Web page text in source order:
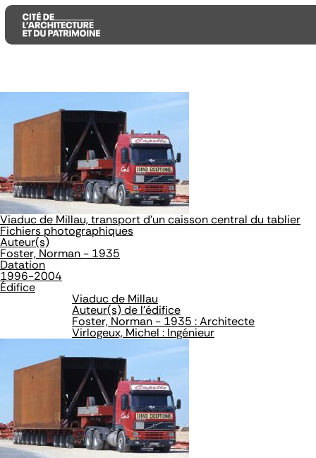
contenu
menu
Viaduc de Millau, transport d'un caisson central du tablier
Fichiers photographiques
Auteur(s)
Foster, Norman - 1935
Datation
1996-2004
Édifice
Viaduc de Millau
Auteur(s) de l'édifice
Foster, Norman - 1935 : Architecte
Virlogeux, Michel : Ingénieur